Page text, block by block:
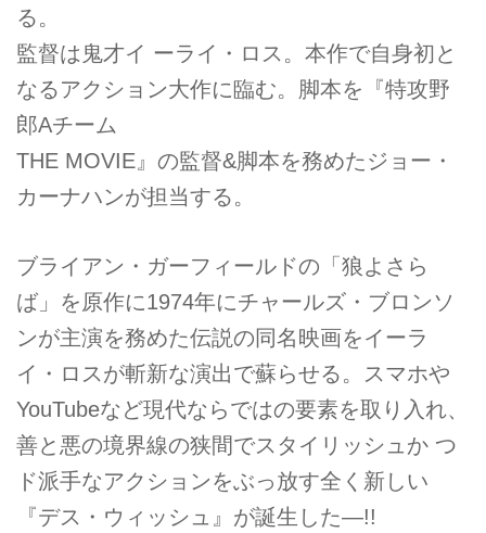
る。
監督は鬼才イ ーライ・ロス。本作で自身初と
なるアクション大作に臨む。脚本を『特攻野
郎Aチーム
THE MOVIE』の監督&脚本を務めたジョー・
カーナハンが担当する。
ブライアン・ガーフィールドの「狼よさら
ば」を原作に1974年にチャールズ・ブロンソ
ンが主演を務めた伝説の同名映画をイーラ
イ・ロスが斬新な演出で蘇らせる。スマホや
YouTubeなど現代ならではの要素を取り入れ、
善と悪の境界線の狭間でスタイリッシュか つ
ド派手なアクションをぶっ放す全く新しい
『デス・ウィッシュ』が誕生した―!!